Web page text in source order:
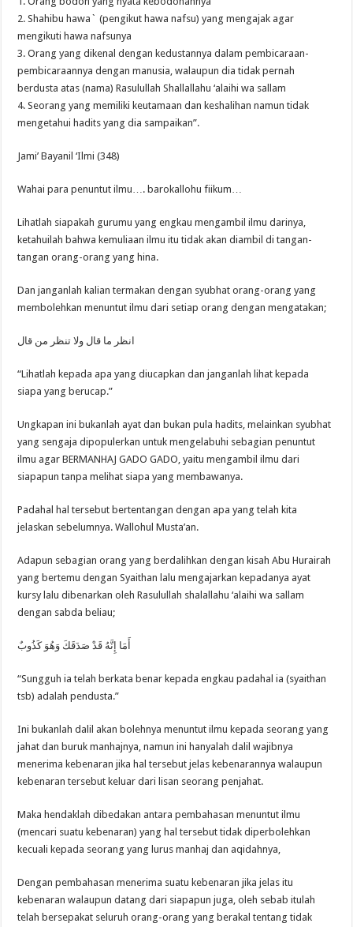
2. Shahibu hawa` (pengikut hawa nafsu) yang mengajak agar
mengikuti hawa nafsunya
3. Orang yang dikenal dengan kedustannya dalam pembicaraan-
pembicaraannya dengan manusia, walaupun dia tidak pernah
berdusta atas (nama) Rasulullah Shallallahu ‘alaihi wa sallam
4. Seorang yang memiliki keutamaan dan keshalihan namun tidak
mengetahui hadits yang dia sampaikan”.
Jami’ Bayanil ‘Ilmi (348)
Wahai para penuntut ilmu…. barokallohu fiikum…
Lihatlah siapakah gurumu yang engkau mengambil ilmu darinya,
ketahuilah bahwa kemuliaan ilmu itu tidak akan diambil di tangan-
tangan orang-orang yang hina.
Dan janganlah kalian termakan dengan syubhat orang-orang yang
membolehkan menuntut ilmu dari setiap orang dengan mengatakan;
انظر ما قال ولا تنظر من قال
“Lihatlah kepada apa yang diucapkan dan janganlah lihat kepada
siapa yang berucap.”
Ungkapan ini bukanlah ayat dan bukan pula hadits, melainkan syubhat
yang sengaja dipopulerkan untuk mengelabuhi sebagian penuntut
ilmu agar BERMANHAJ GADO GADO, yaitu mengambil ilmu dari
siapapun tanpa melihat siapa yang membawanya.
Padahal hal tersebut bertentangan dengan apa yang telah kita
jelaskan sebelumnya. Wallohul Musta’an.
Adapun sebagian orang yang berdalihkan dengan kisah Abu Hurairah
yang bertemu dengan Syaithan lalu mengajarkan kepadanya ayat
kursy lalu dibenarkan oleh Rasulullah shalallahu ‘alaihi wa sallam
dengan sabda beliau;
ﺃَﻣَﺎ ﺇِﻧَّﻪُ ﻗَﺪْ ﺻَﺪَﻗَﻚَ ﻭَﻫُﻮَ ﻛَﺬُﻭﺏٌ
“Sungguh ia telah berkata benar kepada engkau padahal ia (syaithan
tsb) adalah pendusta.”
Ini bukanlah dalil akan bolehnya menuntut ilmu kepada seorang yang
jahat dan buruk manhajnya, namun ini hanyalah dalil wajibnya
menerima kebenaran jika hal tersebut jelas kebenarannya walaupun
kebenaran tersebut keluar dari lisan seorang penjahat.
Maka hendaklah dibedakan antara pembahasan menuntut ilmu
(mencari suatu kebenaran) yang hal tersebut tidak diperbolehkan
kecuali kepada seorang yang lurus manhaj dan aqidahnya,
Dengan pembahasan menerima suatu kebenaran jika jelas itu
kebenaran walaupun datang dari siapapun juga, oleh sebab itulah
telah bersepakat seluruh orang-orang yang berakal tentang tidak